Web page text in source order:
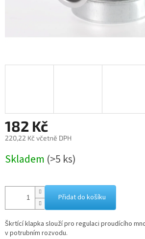
182 Kč
220,22 Kč včetně DPH
cena:
Skladem (>5 ks)
Přidat do košíku
Škrtící klapka slouží pro regulaci proudícího
v potrubním rozvodu.